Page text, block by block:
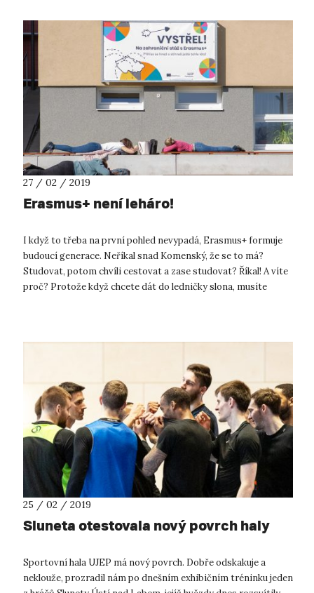
27 / 02 / 2019
Erasmus+ není leháro!
I když to třeba na první pohled nevypadá, Erasmus+ formuje
budoucí generace. Neříkal snad Komenský, že se to má?
Studovat, potom chvíli cestovat a zase studovat? Říkal! A víte
proč? Protože když chcete dát do ledničky slona, musíte
25 / 02 / 2019
Sluneta otestovala nový povrch haly
Sportovní hala UJEP má nový povrch. Dobře odskakuje a
neklouže, prozradil nám po dnešním exhibičním tréninku jeden